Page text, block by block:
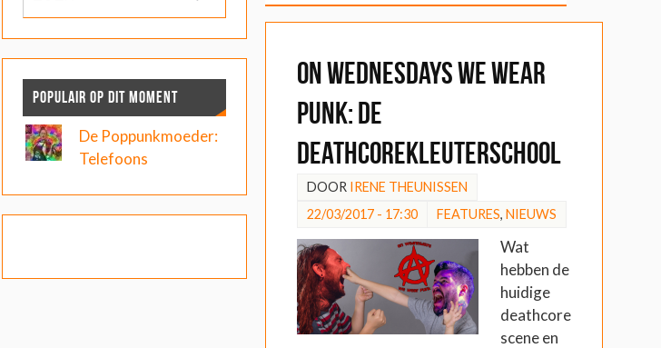
On Wednesdays We Wear
Punk: De
deathcorekleuterschool
DOOR IRENE THEUNISSEN
22/03/2017 - 17:30
FEATURES, NIEUWS
Wat
hebben de
huidige
deathcore
scene en
POPULAIR OP DIT MOMENT
De Poppunkmoeder:
Telefoons